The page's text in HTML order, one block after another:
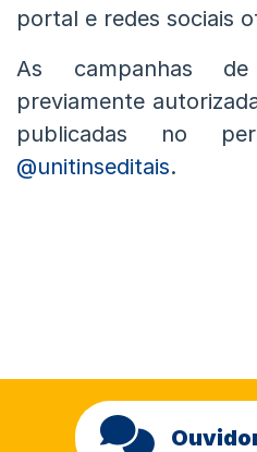
portal e redes sociais
As campanhas
previamente
publicadas no
@unitinseditais.